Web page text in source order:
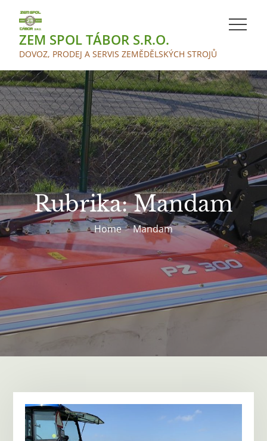
contentZEM SPOL TÁBOR S.R.O.
DOVOZ, PRODEJ A SERVIS ZEMĚDĚLSKÝCH STROJŮ
Rubrika:Mandam
Home Mandam